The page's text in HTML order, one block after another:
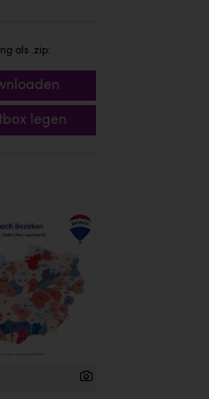
als .zip:
legen